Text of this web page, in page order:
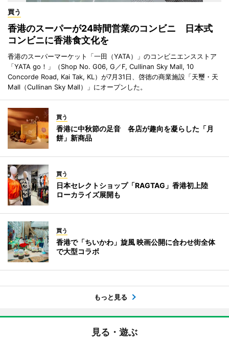
買う
香港のスーパーが24時間営業のコンビニ 日本式
コンビニに香港食文化を
香港のスーパーマーケット「一田（YATA）」のコンビニエンスストア
「YATA go！」（Shop No. G06, G／F, Cullinan Sky Mall, 10
Concorde Road, Kai Tak, KL）が7月31日、啓徳の商業施設「天璽・天
Mall（Cullinan Sky Mall）」にオープンした。
買う
香港に中秋節の足音 各店が趣向を凝らした「月
餅」新商品
買う
日本セレクトショップ「RAGTAG」香港初上陸
ローカライズ展開も
買う
香港で「ちいかわ」旋風 映画公開に合わせ街全体
で大型コラボ
もっと見る
見る・遊ぶ